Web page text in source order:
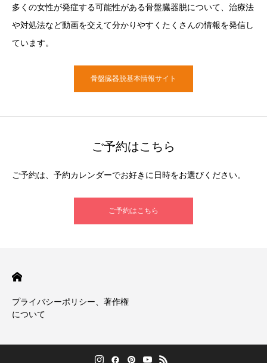
多くの女性が発症する可能性がある骨盤臓器脱について、治療法
や対処法など動画を交えて分かりやすくたくさんの情報を発信し
ています。
骨盤臓器脱基本情報サイト
ご予約はこちら
ご予約は、予約カレンダーでお好きに日時をお選びください。
ご予約はこちら
プライバシーポリシー、著作権
について